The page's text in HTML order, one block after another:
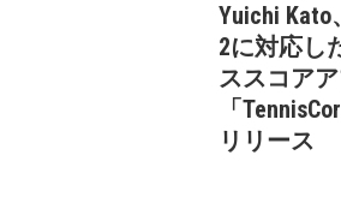
Yuichi Kato
2に対応し
ススコア
「
リリース